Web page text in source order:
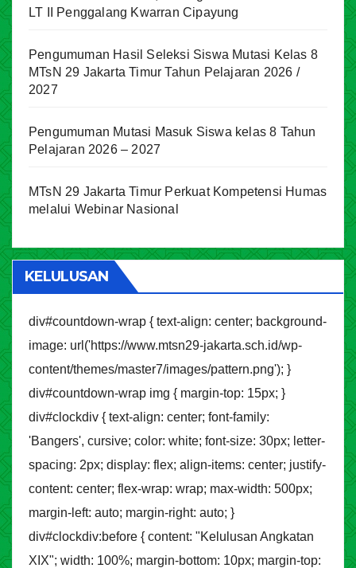
LT II Penggalang Kwarran Cipayung
Pengumuman Hasil Seleksi Siswa Mutasi Kelas 8
MTsN 29 Jakarta Timur Tahun Pelajaran 2026 /
2027
Pengumuman Mutasi Masuk Siswa kelas 8 Tahun
Pelajaran 2026 – 2027
MTsN 29 Jakarta Timur Perkuat Kompetensi Humas
melalui Webinar Nasional
KELULUSAN
div#countdown-wrap { text-align: center; background-
image: url('https://www.mtsn29-jakarta.sch.id/wp-
content/themes/master7/images/pattern.png'); }
div#countdown-wrap img { margin-top: 15px; }
div#clockdiv { text-align: center; font-family:
'Bangers', cursive; color: white; font-size: 30px; letter-
spacing: 2px; display: flex; align-items: center; justify-
content: center; flex-wrap: wrap; max-width: 500px;
margin-left: auto; margin-right: auto; }
div#clockdiv:before { content: "Kelulusan Angkatan
XIX"; width: 100%; margin-bottom: 10px; margin-top: